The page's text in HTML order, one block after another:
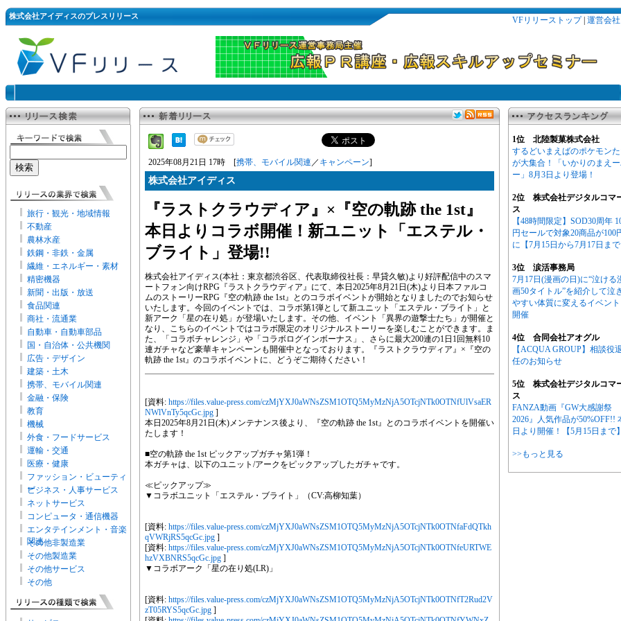
株式会社アイディスのプレスリリース VFリリーストップ| 運営会社
旅行・観光・地域情報
不動産
農林水産
鉄鋼・非鉄・金属
繊維・エネルギー・素材
精密機器
新聞・出版・放送
食品関連
商社・流通業
自動車・自動車部品
国・自治体・公共機関
広告・デザイン
建築・土木
携帯、モバイル関連
金融・保険
教育
機械
外食・フードサービス
運輸・交通
医療・健康
ファッション・ビューティ
ー
ビジネス・人事サービス
ネットサービス
コンピュータ・通信機器
エンタテインメント・音楽
関連
その他非製造業
その他製造業
その他サービス
その他
2025年08月21日 17時 [携帯、モバイル関連 ／ キャンペーン]
株式会社アイディス
『ラストクラウディア』×『空の軌跡 the 1st』
本日よりコラボ開催！新ユニット「エステル・
ブライト」登場!!
株式会社アイディス(本社：東京都渋谷区、代表取締役社長：早貸久敏)より好評配信中のスマ
ートフォン向けRPG『ラストクラウディア』にて、本日2025年8月21日(木)より日本ファルコ
ムのストーリーRPG『空の軌跡 the 1st』とのコラボイベントが開始となりましたのでお知らせ
いたします。今回のイベントでは、コラボ第1弾として新ユニット「エステル・ブライト」と
新アーク「星の在り処」が登場いたします。その他、イベント「異界の遊撃士たち」が開催と
なり、こちらのイベントではコラボ限定のオリジナルストーリーを楽しむことができます。ま
た、「コラボチャレンジ」や「コラボログインボーナス」、さらに最大200連の1日1回無料10
連ガチャなど豪華キャンペーンも開催中となっております。『ラストクラウディア』×『空の
軌跡 the 1st』のコラボイベントに、どうぞご期待ください！
[資料: https://files.value-press.com/czMjYXJ0aWNsZSM1OTQ5MyMzNjA5OTcjNTk0OTNfUlVsaER
NWlVnTy5qcGc.jpg ]
本日2025年8月21日(木)メンテナンス後より、『空の軌跡 the 1st』とのコラボイベントを開催い
たします！
■空の軌跡 the 1st ピックアップガチャ第1弾！
本ガチャは、以下のユニット/アークをピックアップしたガチャです。
≪ピックアップ≫
▼コラボユニット「エステル・ブライト」（CV:高柳知葉）
[資料: https://files.value-press.com/czMjYXJ0aWNsZSM1OTQ5MyMzNjA5OTcjNTk0OTNfaFdQTkh
qVWRjRS5qcGc.jpg ]
[資料: https://files.value-press.com/czMjYXJ0aWNsZSM1OTQ5MyMzNjA5OTcjNTk0OTNfeURTWE
hzVXBNRS5qcGc.jpg ]
▼コラボアーク「星の在り処(LR)」
[資料: https://files.value-press.com/czMjYXJ0aWNsZSM1OTQ5MyMzNjA5OTcjNTk0OTNfT2Rud2V
zT05RYS5qcGc.jpg ]
1位 北陸製菓株式会社
するどいまえばのポケモン
が大集合！「いかりのまえ
ー」8月3日より登場！
2位 株式会社デジタルコマ
ス
【48時間限定】SOD30周年
円セールで対象20商品が100
に【7月15日から7月17日まで
3位 涙活事務局
7月17日(漫画の日)に“泣ける
画50タイトル”を紹介して泣
やすい体質に変えるイベン
開催
4位 合同会社アオグル
【ACQUA GROUP】相談役
任のお知らせ
5位 株式会社デジタルコマ
ス
FANZA動画『GW大感謝祭
2026』人気作品が50%OFF!!
日より開催！【5月15日まで】
>>もっと見る